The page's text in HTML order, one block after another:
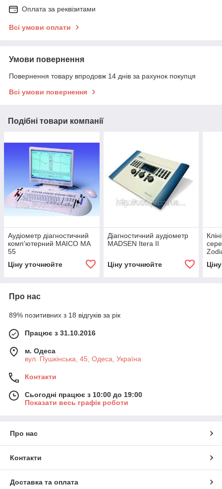
Оплата за реквізитами
Всі умови оплати
Умови повернення
Повернення товару впродовж 14 днів за рахунок покупця
Всі умови повернення
Подібні товари компанії
Аудіометр діагностичний
комп'ютерний MAICO МА
55
Ціну уточнюйте
Діагностичний аудіометр
MADSEN Itera II
Ціну уточнюйте
Про нас
89% позитивних з 18 відгуків за рік
Працює з 31.10.2016
м. Одеса
вул. Пушкінська, 45, Одеса, Україна
Контакти
Сьогодні працює з 10:00 до 19:00
Показати весь графік роботи
Про нас
Контакти
Доставка та оплата